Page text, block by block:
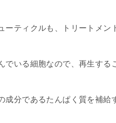
ーティクルも、トリートメン
でいる細胞なので、再生する
成分であるたんぱく質を補給